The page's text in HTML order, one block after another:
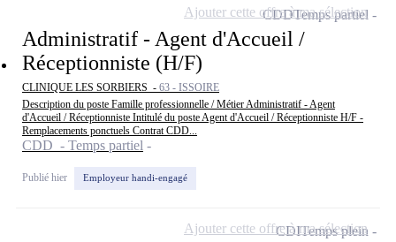
Administratif - Agent d'Accueil /
Réceptionniste (H/F)
CLINIQUE LES SORBIERS - 63 - ISSOIRE
Description du poste Famille professionnelle / Métier Administratif - Agent
d'Accueil / Réceptionniste Intitulé du poste Agent d'Accueil / Réceptionniste H/F -
Remplacements ponctuels Contrat CDD...
CDD - Temps partiel
Publié hier Employeur handi-engagé
CDDTemps partiel
Ajouter cette offre à ma sélection
CDITemps plein
Ajouter cette offre à ma sélection